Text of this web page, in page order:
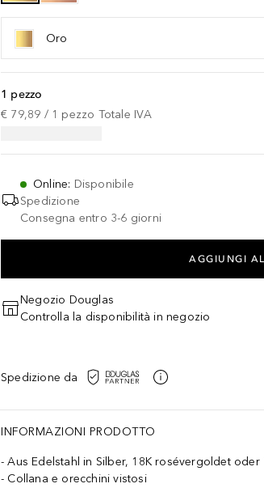
Oro
1 pezzo
€ 79,89 / 1 pezzo Totale IVA
Online: Disponibile
Spedizione
Consegna entro 3-6 giorni
AGGIUNGI
Negozio Douglas
Controlla la disponibilità in negozio
Spedizione da
INFORMAZIONI PRODOTTO
Aus Edelstahl in Silber, 18K rosévergoldet
Collana e orecchini vistosi